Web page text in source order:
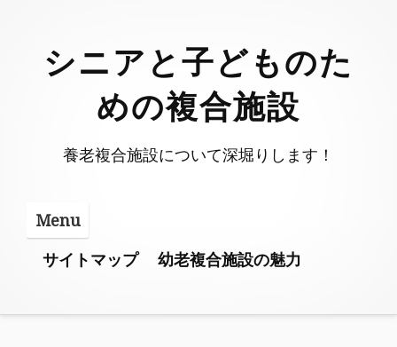
contentシニアと子どものた
めの複合施設
養老複合施設について深堀りします！
Menu
サイトマップ
幼老複合施設の魅力